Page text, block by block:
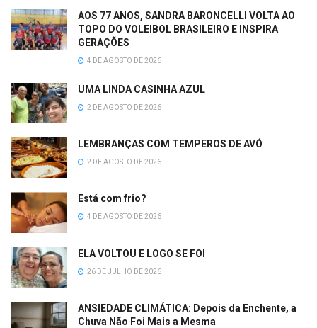
AOS 77 ANOS, SANDRA BARONCELLI VOLTA AO
TOPO DO VOLEIBOL BRASILEIRO E INSPIRA
GERAÇÕES
4 DE AGOSTO DE 2026
UMA LINDA CASINHA AZUL
2 DE AGOSTO DE 2026
LEMBRANÇAS COM TEMPEROS DE AVÓ
2 DE AGOSTO DE 2026
Está com frio?
4 DE AGOSTO DE 2026
ELA VOLTOU E LOGO SE FOI
26 DE JULHO DE 2026
ANSIEDADE CLIMÁTICA: Depois da Enchente, a
Chuva Não Foi Mais a Mesma